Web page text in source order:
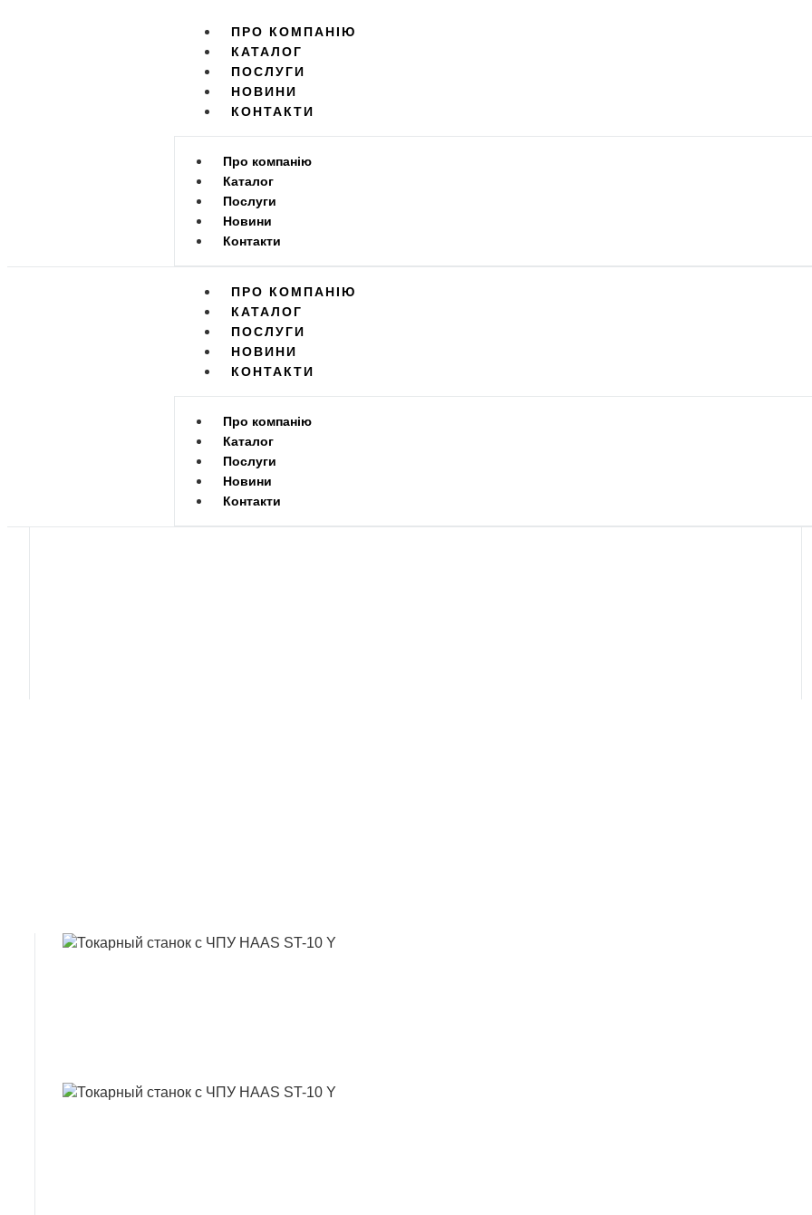
ПРО КОМПАНІЮ
КАТАЛОГ
ПОСЛУГИ
НОВИНИ
КОНТАКТИ
Про компанію
Каталог
Послуги
Новини
Контакти
ПРО КОМПАНІЮ
КАТАЛОГ
ПОСЛУГИ
НОВИНИ
КОНТАКТИ
Про компанію
Каталог
Послуги
Новини
Контакти